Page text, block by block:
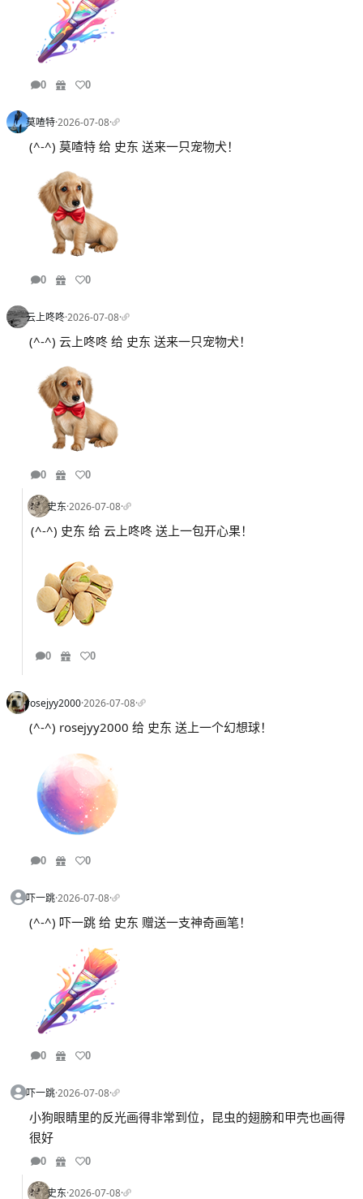
0 0
莫喳特·2026-07-08·
(^-^) 莫喳特 给 史东 送来一只宠物犬！
0 0
云上咚咚·2026-07-08·
(^-^) 云上咚咚 给 史东 送来一只宠物犬！
0 0
史东·2026-07-08·
(^-^) 史东 给 云上咚咚 送上一包开心果！
0 0
rosejyy2000·2026-07-08·
(^-^) rosejyy2000 给 史东 送上一个幻想球！
0 0
吓一跳·2026-07-08·
(^-^) 吓一跳 给 史东 赠送一支神奇画笔！
0 0
吓一跳·2026-07-08·
小狗眼睛里的反光画得非常到位，昆虫的翅膀和甲壳也画得
很好
0 0
史东·2026-07-08·